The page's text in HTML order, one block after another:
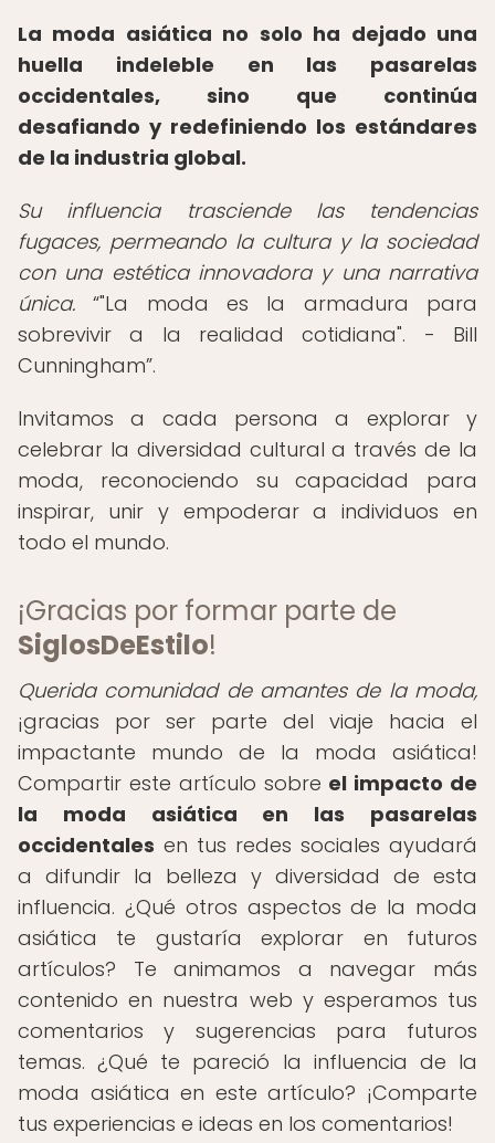
La moda asiática no solo ha dejado una
huella indeleble en las pasarelas
occidentales, sino que continúa
desafiando y redefiniendo los estándares
de la industria global.
Su influencia trasciende las tendencias
fugaces, permeando la cultura y la sociedad
con una estética innovadora y una narrativa
única.
"La moda es la armadura para
sobrevivir a la realidad cotidiana". - Bill
Cunningham .
Invitamos a cada persona a explorar y
celebrar la diversidad cultural a través de la
moda, reconociendo su capacidad para
inspirar, unir y empoderar a individuos en
todo el mundo.
¡Gracias por formar parte de
SiglosDeEstilo!
Querida comunidad de amantes de la moda,
¡gracias por ser parte del viaje hacia el
impactante mundo de la moda asiática!
Compartir este artículo sobre el impacto de
la moda asiática en las pasarelas
occidentales en tus redes sociales ayudará
a difundir la belleza y diversidad de esta
influencia. ¿Qué otros aspectos de la moda
asiática te gustaría explorar en futuros
artículos? Te animamos a navegar más
contenido en nuestra web y esperamos tus
comentarios y sugerencias para futuros
temas. ¿Qué te pareció la influencia de la
moda asiática en este artículo? ¡Comparte
tus experiencias e ideas en los comentarios!